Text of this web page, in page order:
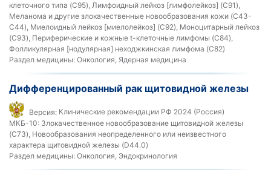
клеточного типа (C95), Лимфоидный лейкоз [лимфолейкоз] (C91),
Меланома и другие злокачественные новообразования кожи (C43-
C44), Миелоидный лейкоз [миелолейкоз] (C92), Моноцитарный лейкоз
(C93), Периферические и кожные t-клеточные лимфомы (C84),
Фолликулярная [нодулярная] неходжкинская лимфома (C82)
Раздел медицины: Онкология, Ядерная медицина
Дифференцированный рак щитовидной железы
Версия: Клинические рекомендации РФ 2024 (Россия)
МКБ-10: Злокачественное новообразование щитовидной железы
(C73), Новообразования неопределенного или неизвестного
характера щитовидной железы (D44.0)
Раздел медицины: Онкология, Эндокринология